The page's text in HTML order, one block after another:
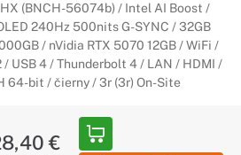
(BNCH-56074b) / Intel AI Boost /
240Hz 500nits G-SYNC / 32GB
/ nVidia RTX 5070 12GB / WiFi /
/ USB 4 / Thunderbolt 4 / LAN / HDMI /
64-bit / čierny / 3r (3r) On-Site
€